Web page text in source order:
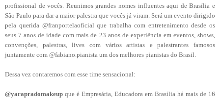
profissional de vocês. Reunimos grandes nomes influentes aqui de Brasília e
São Paulo para dar a maior palestra que vocês já viram. Será um evento dirigido
pela querida @franportelaoficial que trabalha com entretenimento desde os
seus 7 anos de idade com mais de 23 anos de experiência em eventos, shows,
convenções, palestras, lives com vários artistas e palestrantes famosos
juntamente com @fabiano.pianista um dos melhores pianistas do Brasil.
Dessa vez contaremos com esse time sensacional:
@yarapradomakeup que é Empresária, Educadora em Brasília há mais de 16